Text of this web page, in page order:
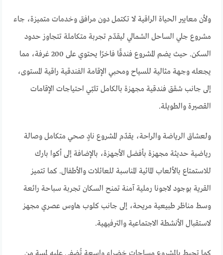
ولأن معايير الحياة الراقية لا تكتمل دون مرافق وخدمات متميزة، جاء
مشروع جلي الساحل الشمالي ليقدّم تجربة متكاملة تتجاوز حدود
السكن. حيث يضم المشروع فندقًا فاخرًا يحتوي على 200 غرفة، مما
يجعله وجهة مثالية للسياح ومحبي الإقامة الفندقية راقية المستوى،
إلى جانب شقق فندقية مجهزة بالكامل تلبّي احتياجات الإقامات
القصيرة والطويلة.
ولعشاق الرياضة والراحة، يقدّم المشروع نادٍ صحي متكامل وصالة
رياضية حديثة مجهزة بأفضل الأجهزة، بالإضافة إلى أكوا بارك
للاستمتاع بالألعاب المائية المناسبة للعائلات والأطفال. كما تتميز
القرية بوجود لاجونا رملية آمنة تمنح السكان تجربة سباحة رائعة
وسط مناظر طبيعية مريحة، إلى جانب كلوب هاوس عصري مجهز
لاستقبال الأنشطة الاجتماعية والترفيهية.